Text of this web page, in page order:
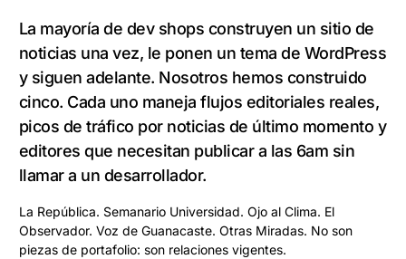
La mayoría de dev shops construyen un sitio de
noticias una vez, le ponen un tema de WordPress
y siguen adelante. Nosotros hemos construido
cinco. Cada uno maneja flujos editoriales reales,
picos de tráfico por noticias de último momento y
editores que necesitan publicar a las 6am sin
llamar a un desarrollador.
La República. Semanario Universidad. Ojo al Clima. El
Observador. Voz de Guanacaste. Otras Miradas. No son
piezas de portafolio: son relaciones vigentes.